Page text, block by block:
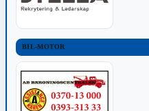
BIL-MOTOR